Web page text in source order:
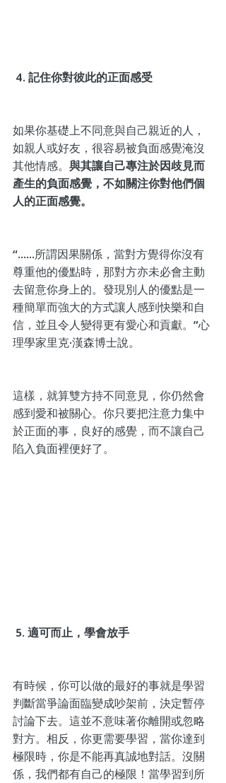
4. 記住你對彼此的正面感受
如果你基礎上不同意與自己親近的人，
如親人或好友，很容易被負面感覺淹沒
其他情感。 與其讓自己專注於因歧見而
產生的負面感覺，不如關注你對他們個
人的正面感覺。
“......所謂因果關係，當對方覺得你沒有
尊重他的優點時，那對方亦未必會主動
去留意你身上的。發現別人的優點是一
種簡單而強大的方式讓人感到快樂和自
信，並且令人變得更有愛心和貢獻。”心
理學家里克·漢森博士說。
這樣，就算雙方持不同意見，你仍然會
感到愛和被關心。你只要把注意力集中
於正面的事，良好的感覺，而不讓自己
陷入負面裡便好了。
5. 適可而止，學會放手
有時候，你可以做的最好的事就是學習
判斷當爭論面臨變成吵架前，決定暫停
討論下去。這並不意味著你離開或忽略
對方。相反，你更需要學習，當你達到
極限時，你是不能再真誠地對話。沒關
係，我們都有自己的極限！當學習到所